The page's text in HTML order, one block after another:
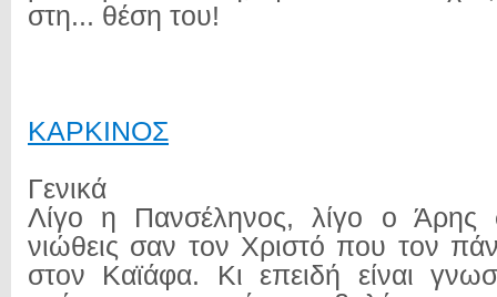
στη... θέση του!
ΚΑΡΚΙΝΟΣ
Γενικά
Λίγο η Πανσέληνος, λίγο ο Άρης
νιώθεις σαν τον Χριστό που τον
στον Καϊάφα. Κι επειδή είναι